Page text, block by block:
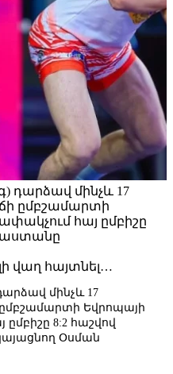
դարձավ մինչև 17
ըմբշամարտի
հայ ըմբիշը
վաղ հայտնել…
մինչև 17
Եվրոպայի
8:2 հաշվով
Օսման